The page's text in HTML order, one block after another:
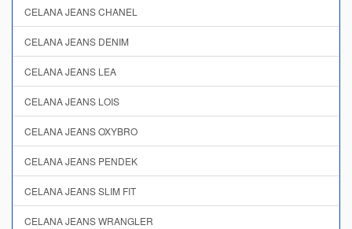
CELANA JEANS CHANEL
CELANA JEANS DENIM
CELANA JEANS LEA
CELANA JEANS LOIS
CELANA JEANS OXYBRO
CELANA JEANS PENDEK
CELANA JEANS SLIM FIT
CELANA JEANS WRANGLER